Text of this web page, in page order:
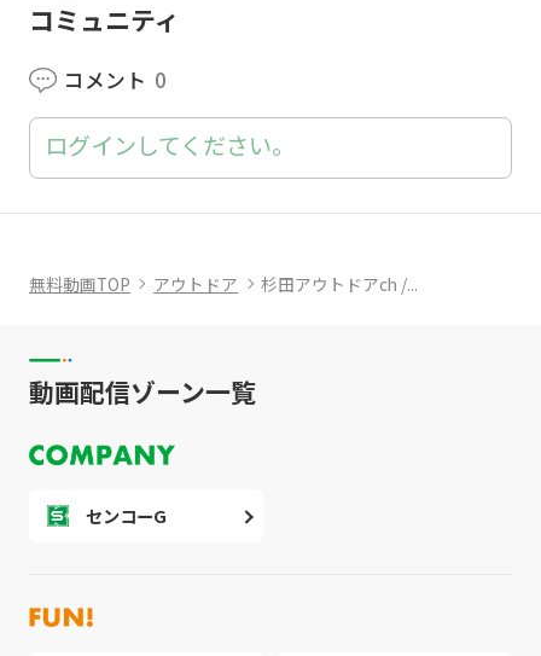
コミュニティ
コメント 0
ログインしてください。
無料動画TOP アウトドア 杉田アウトドアch /...
動画配信ゾーン一覧
センコーG